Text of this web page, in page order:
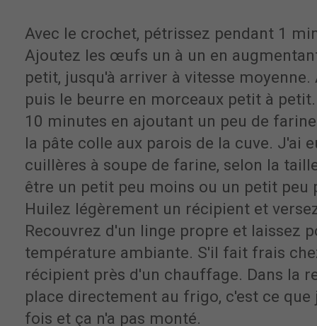
Avec le crochet, pétrissez pendant 1
Ajoutez les œufs un à un en
petit, jusqu'à arriver à vitesse moyenne.
puis le beurre en morceaux petit à
10 minutes en ajoutant un peu de
la pâte colle aux parois de la cuve. J'ai
cuillères à soupe de farine, selon la
être un petit peu moins ou un petit peu
Huilez légèrement un récipient et
Recouvrez d'un linge propre et laissez
température ambiante. S'il fait frais
récipient près d'un chauffage. Dans la
place directement au frigo, c'est ce
fois et ça n'a pas monté.